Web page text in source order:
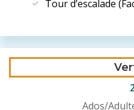
Tour d’escalade
Ados/